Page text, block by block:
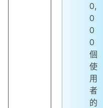
0,
0
0
0
個
使
用
者
的